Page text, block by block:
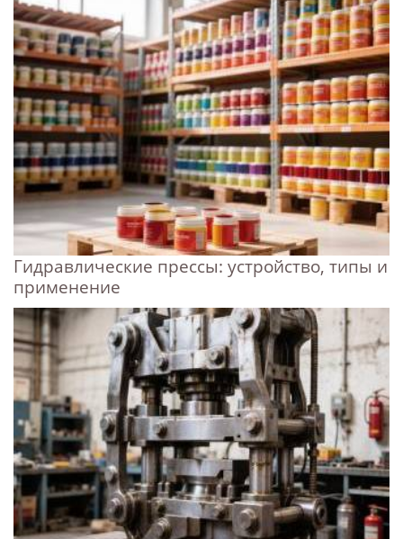
Гидравлические прессы: устройство, типы и
применение